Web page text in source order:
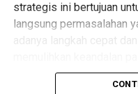
strategis ini bertujuan
langsung permasalahan
adanya langkah cepat
Hadi Rahman